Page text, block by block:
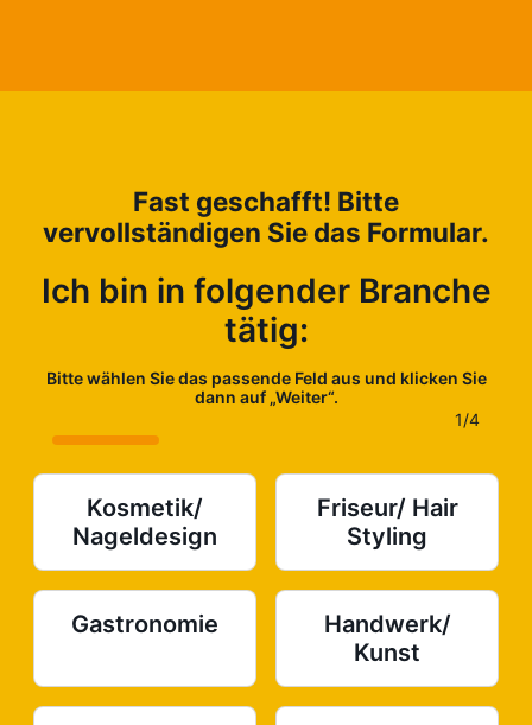
Fast geschafft! Bitte
vervollständigen Sie das Formular.
Ich bin in folgender Branche
tätig:
Bitte wählen Sie das passende Feld aus und klicken Sie
dann auf „Weiter“.
1/4
Kosmetik/
Nageldesign
Friseur/ Hair
Styling
Gastronomie
Handwerk/
Kunst